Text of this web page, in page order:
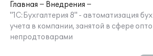
Главная
Внедрения
"1С:Бухгалтерия 8" - автоматизация
учета в компании, занятой в сфере
непродтоварами